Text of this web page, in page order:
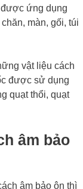
được ứng dụng
màn, gối, túi
vật liệu cách
được sử dụng
quạt thổi, quạt
âm bảo
âm bảo ôn thì